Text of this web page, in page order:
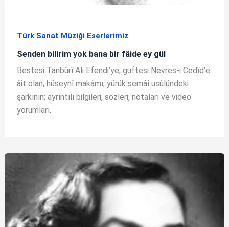
Türk Sanat Müziği Eserlerimiz
Senden bilirim yok bana bir fâide ey gül
Bestesi Tanbûrî Ali Efendi’ye, güftesi Nevres-i Cedîd’e
âit olan, hüseynî makâmı, yürük semâî usûlündeki
şarkının; ayrıntılı bilgileri, sözleri, notaları ve video
yorumları.